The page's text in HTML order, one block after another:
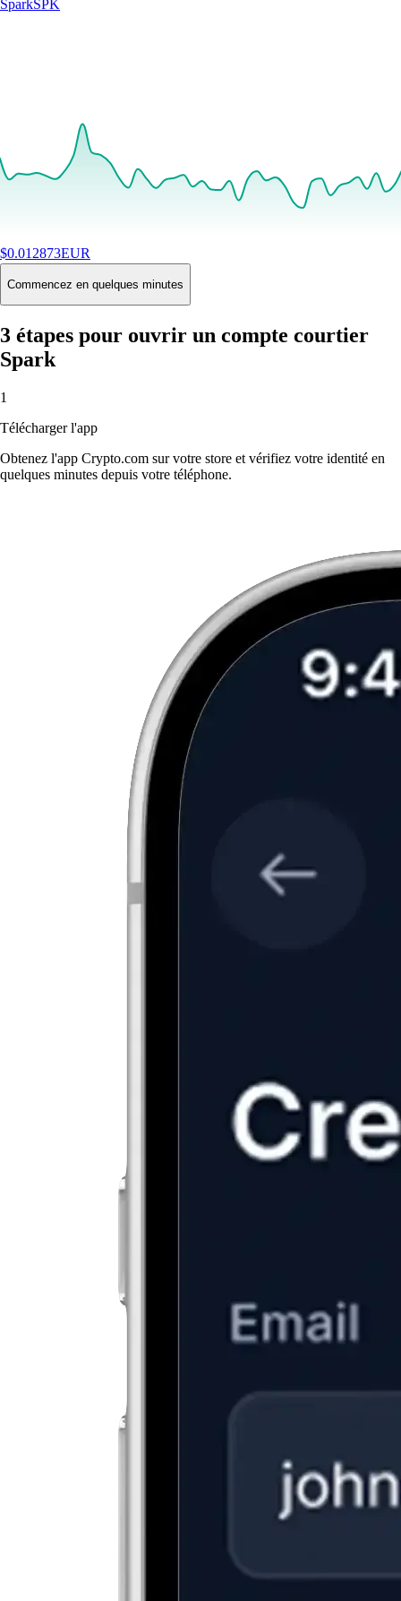
SparkSPK
$0.012873EUR
+0.84%24H
Buy
Commencez en quelques minutes
3 étapes pour ouvrir un compte courtier
Spark
1
Télécharger l'app
Obtenez l'app Crypto.com sur votre store et vérifiez votre identité en
quelques minutes depuis votre téléphone.